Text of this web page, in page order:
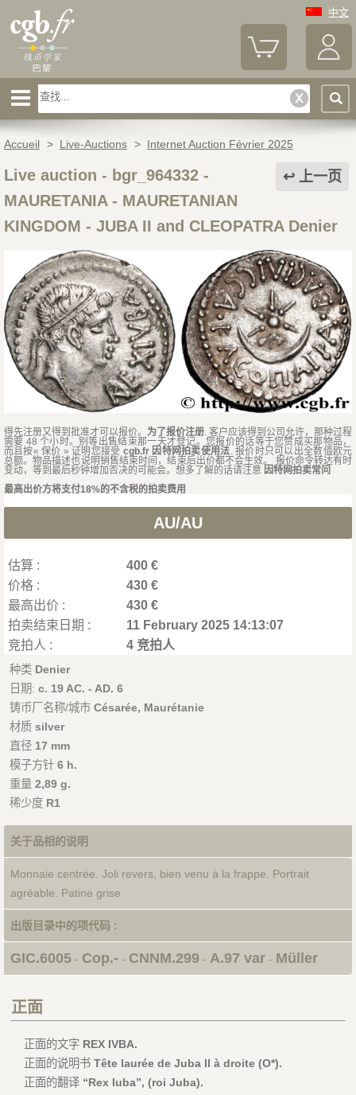
中文
Accueil > Live-Auctions > Internet Auction Février 2025
上一页
Live auction - bgr_964332-
MAURETANIA - MAURETANIAN
KINGDOM - JUBA II and CLEOPATRA Denier
得先注册又得到批准才可以报价。 为了报价注册 . 客户应该得到公司允许，那种过程
需要 48 个小时。别等出售结束那一天才登记。您报价的话等于您赞成买那物品，
而且按« 保价 » 证明您接受 cgb.fr 因特网拍卖使用法 . 报价时只可以出全数值欧元
总额。物品描述也说明销售结束时间，结束后出价都不会生效。 报价命令转达有时
变动，等到最后秒钟增加否决的可能会。想多了解的话请注意 因特网拍卖常问
最高出价方将支付18%的不含税的拍卖费用
AU/AU
估算 :
400 €
价格 :
430 €
最高出价 :
430 €
拍卖结束日期 :
11 February 2025 14:13:07
竞拍人 :
4 竞拍人
种类 Denier
日期: c. 19 AC. - AD. 6
铸币厂名称/城市 Césarée, Maurétanie
材质 silver
直径 17 mm
模子方针 6 h.
重量 2,89 g.
稀少度 R1
关于品相的说明
Monnaie centrée. Joli revers, bien venu à la frappe. Portrait
agréable. Patine grise
出版目录中的项代码 :
GIC.6005- Cop.- - CNNM.299- A.97 var- Müller
正面
正面的文字 REX IVBA.
正面的说明书 Tête laurée de Juba II à droite (O*).
正面的翻译 “Rex Iuba”, (roi Juba).